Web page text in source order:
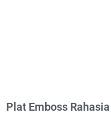
Plat Emboss